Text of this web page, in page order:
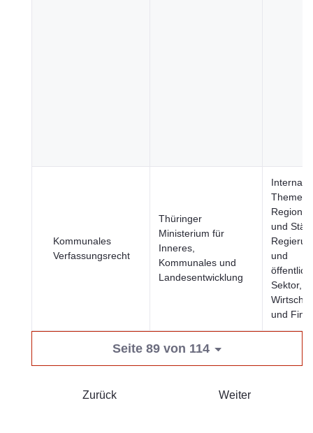
Kommunales
Verfassungsrecht
Thüringer
Ministerium für
Inneres,
Kommunales und
Landesentwicklung
Themen,
Regionen
und
und
Sektor,
und
Seite 89 von 114
Zurück Weiter